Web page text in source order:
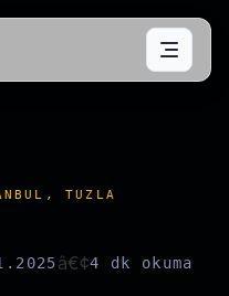
TUZLA
â€¢4 dk okuma